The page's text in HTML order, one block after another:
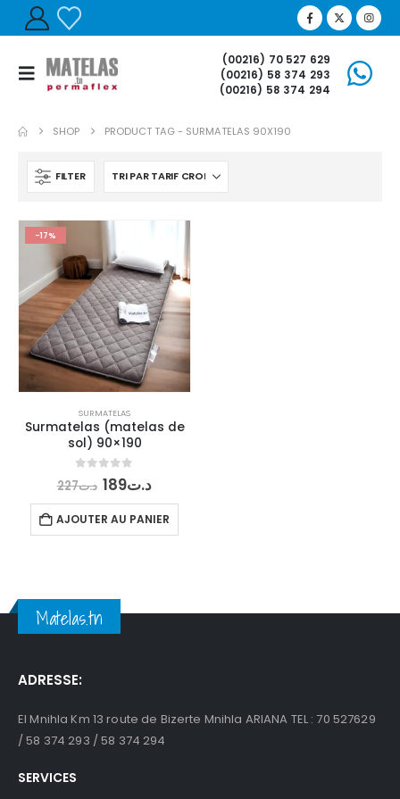
(00216) 70 527 629
(00216) 58 374 293
(00216) 58 374 294
SHOP PRODUCT TAG - SURMATELAS 90X190
FILTER
-17%
SURMATELAS
Surmatelas (matelas de
sol) 90×190
out of 5د.ت227 Le
initial
était :
د.ت227.
د.ت189 Le
actuel
est :
AJOUTER AU PANIER
Matelas.tn
ADRESSE:
El Mnihla Km 13 route de Bizerte Mnihla ARIANA TEL : 70 527629
/ 58 374 293 / 58 374 294
SERVICES